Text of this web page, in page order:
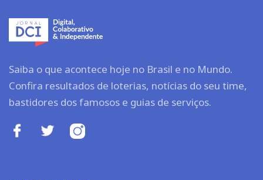
Saiba o que acontece hoje no Brasil e no Mundo.
Confira resultados de loterias, notícias do seu time,
bastidores dos famosos e guias de serviços.